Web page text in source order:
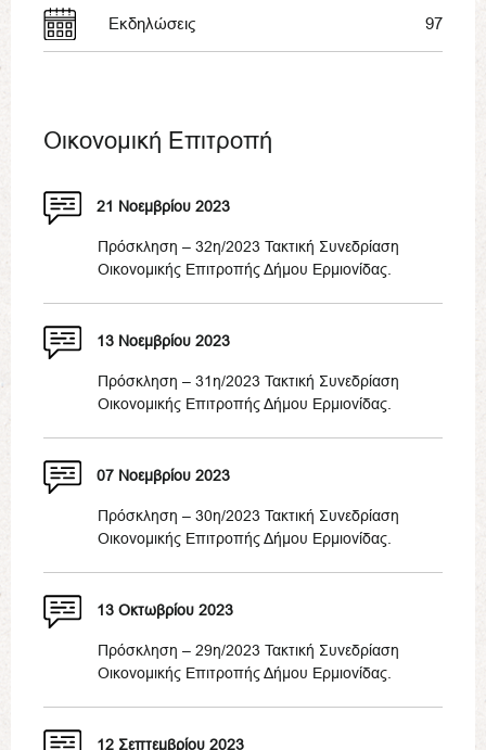
Εκδηλώσεις 97
Οικονομική Επιτροπή
21 Νοεμβρίου 2023
Πρόσκληση – 32η/2023 Τακτική Συνεδρίαση
Οικονομικής Επιτροπής Δήμου Ερμιονίδας.
13 Νοεμβρίου 2023
Πρόσκληση – 31η/2023 Τακτική Συνεδρίαση
Οικονομικής Επιτροπής Δήμου Ερμιονίδας.
07 Νοεμβρίου 2023
Πρόσκληση – 30η/2023 Τακτική Συνεδρίαση
Οικονομικής Επιτροπής Δήμου Ερμιονίδας.
13 Οκτωβρίου 2023
Πρόσκληση – 29η/2023 Τακτική Συνεδρίαση
Οικονομικής Επιτροπής Δήμου Ερμιονίδας.
12 Σεπτεμβρίου 2023